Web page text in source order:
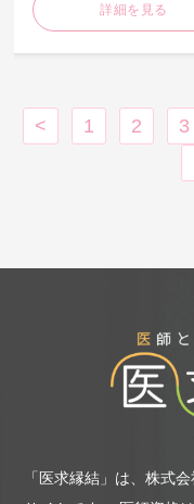
【勤務
・管理
・リウ
は尚歓
詳細を見る
< 1 2 3
「医求縁結」は、株式